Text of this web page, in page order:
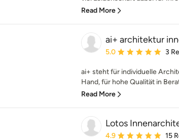
Read More
ai+ architektur
Average rating: 5 out of
5.0 3
ai+ steht für individuelle
Hand, für hohe Qualität in
Read More
Lotos
Average rating: 4.9 out
4.9 15